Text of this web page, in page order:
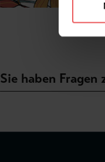
Sie haben Fragen